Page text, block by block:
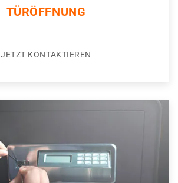
TÜRÖFFNUNG
JETZT KONTAKTIEREN